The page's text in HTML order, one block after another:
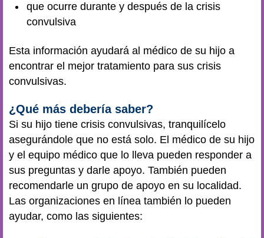
que ocurre durante y después de la crisis
convulsiva
Esta información ayudará al médico de su hijo a
encontrar el mejor tratamiento para sus crisis
convulsivas.
¿Qué más debería saber?
Si su hijo tiene crisis convulsivas, tranquilícelo
asegurándole que no está solo. El médico de su hijo
y el equipo médico que lo lleva pueden responder a
sus preguntas y darle apoyo. También pueden
recomendarle un grupo de apoyo en su localidad.
Las organizaciones en línea también lo pueden
ayudar, como las siguientes: